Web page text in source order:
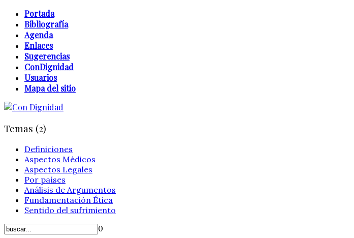
Portada
Bibliografía
Agenda
Enlaces
Sugerencias
ConDignidad
Usuarios
Mapa del sitio
Temas (2)
Definiciones
Aspectos Médicos
Aspectos Legales
Por países
Análisis de Argumentos
Fundamentación Ética
Sentido del sufrimiento
0